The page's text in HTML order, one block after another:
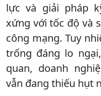
lực và giải pháp
xứng với tốc độ và
công mạng. Tuy
trống đáng lo
quan, doanh
vẫn đang thiếu hụt